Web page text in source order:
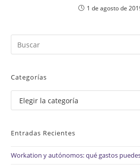
1 de agosto de
Categorías
Categorías
Entradas Recientes
Workation y autónomos: qué gastos